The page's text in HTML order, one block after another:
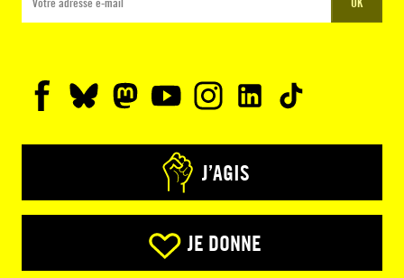
J’AGIS
JE DONNE